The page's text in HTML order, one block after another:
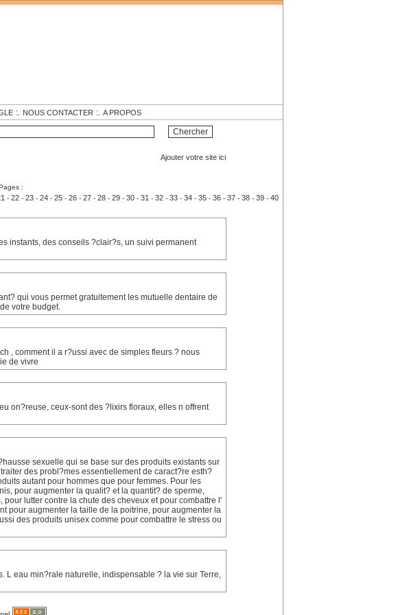
:. NOUS CONTACTER :. A PROPOS
Ajouter votre site ici
:
- 22 - 23 - 24 - 25 - 26 - 27 - 28 - 29 - 30 - 31 - 32 - 33 - 34 - 35 - 36 - 37 - 38 - 39 - 40
instants, des conseils ?clair?s, un suivi permanent
qui vous permet gratuitement les mutuelle dentaire de
votre budget.
, comment il a r?ussi avec de simples fleurs ? nous
de vivre
on?reuse, ceux-sont des ?lixirs floraux, elles n offrent
sexuelle qui se base sur des produits existants sur
des probl?mes essentiellement de caract?re esth?
autant pour hommes que pour femmes. Pour les
pour augmenter la qualit? et la quantit? de sperme,
lutter contre la chute des cheveux et pour combattre l'
pour augmenter la taille de la poitrine, pour augmenter la
des produits unisex comme pour combattre le stress ou
L eau min?rale naturelle, indispensable ? la vie sur Terre,